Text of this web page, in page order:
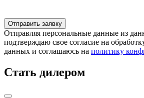
Отправляя персональные данные из
подтверждаю свое согласие на
данных и соглашаюсь на политику
Стать дилером